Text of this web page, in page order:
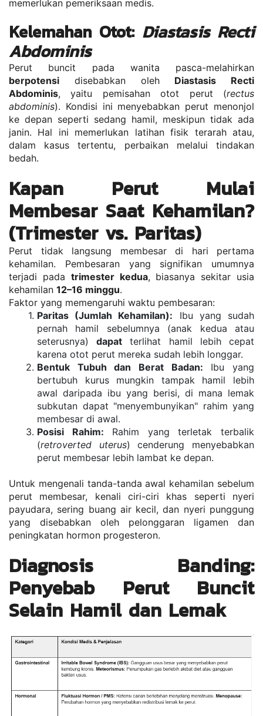
memerlukan pemeriksaan medis.
Kelemahan Otot: Diastasis Recti
Abdominis
berpotensi disebabkan oleh Diastasis Recti
Abdominis, yaitu pemisahan otot perut (rectus
abdominis). Kondisi ini menyebabkan perut menonjol
ke depan seperti sedang hamil, meskipun tidak ada
janin. Hal ini memerlukan latihan fisik terarah atau,
dalam kasus tertentu, perbaikan melalui tindakan
bedah.
Kapan Perut Mulai
Membesar Saat Kehamilan?
(Trimester vs. Paritas)
Perut tidak langsung membesar di hari pertama
kehamilan. Pembesaran yang signifikan umumnya
terjadi pada trimester kedua, biasanya sekitar usia
kehamilan 12–16 minggu.
Faktor yang memengaruhi waktu pembesaran:
Paritas (Jumlah Kehamilan): Ibu yang sudah
pernah hamil sebelumnya (anak kedua atau
seterusnya) dapat terlihat hamil lebih cepat
karena otot perut mereka sudah lebih longgar.
Bentuk Tubuh dan Berat Badan: Ibu yang
bertubuh kurus mungkin tampak hamil lebih
awal daripada ibu yang berisi, di mana lemak
subkutan dapat "menyembunyikan" rahim yang
membesar di awal.
Posisi Rahim: Rahim yang terletak terbalik
(retroverted uterus) cenderung menyebabkan
perut membesar lebih lambat ke depan.
Untuk mengenali tanda-tanda awal kehamilan sebelum
perut membesar, kenali ciri-ciri khas seperti nyeri
payudara, sering buang air kecil, dan nyeri punggung
yang disebabkan oleh pelonggaran ligamen dan
peningkatan hormon progesteron.
Diagnosis Banding:
Penyebab Perut Buncit
Selain Hamil dan Lemak